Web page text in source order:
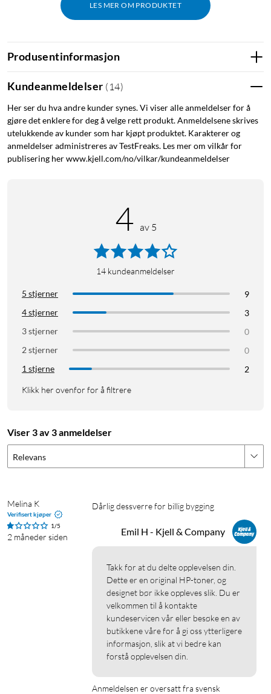
LES MER OM PRODUKTET
Produsentinformasjon
Kundeanmeldelser ( 14)
Her ser du hva andre kunder synes. Vi viser alle anmeldelser for å
gjøre det enklere for deg å velge rett produkt. Anmeldelsene skrives
utelukkende av kunder som har kjøpt produktet. Karakterer og
anmeldelser administreres av TestFreaks. Les mer om vilkår for
publisering her www.kjell.com/no/vilkar/kundeanmeldelser
4 av 5
14 kundeanmeldelser
5 stjerner
9
4 stjerner
3
3 stjerner
0
2 stjerner
0
1 stjerne
2
Klikk her ovenfor for å filtrere
Viser 3 av 3 anmeldelser
Relevans
Melina K
Verifisert kjøper
1/5
2 måneder siden
Dårlig dessverre for billig bygging
Emil H - Kjell & Company
Takk for at du delte opplevelsen din.
Dette er en original HP-toner, og
designet bør ikke oppleves slik. Du er
velkommen til å kontakte
kundeservicen vår eller besøke en av
butikkene våre for å gi oss ytterligere
informasjon, slik at vi bedre kan
forstå opplevelsen din.
Anmeldelsen er oversatt fra svensk